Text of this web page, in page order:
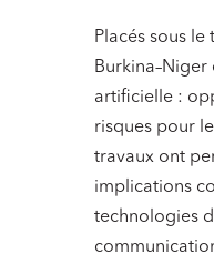
Placés sous le
Burkina–Niger
artificielle :
risques pour
travaux ont
implications
technologies